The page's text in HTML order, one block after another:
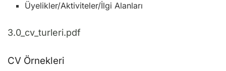
Üyelikler/Aktiviteler/İlgi Alanları
3.0_cv_turleri.pdf
CV Örnekleri